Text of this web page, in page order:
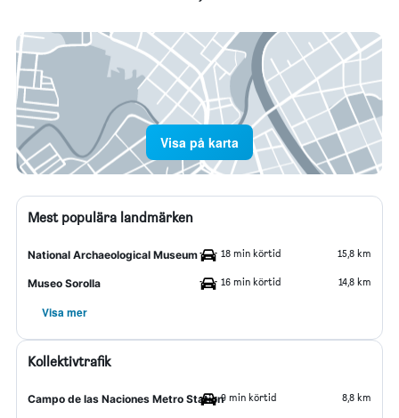
Visa på karta
Mest populära landmärken
National Archaeological Museum 18 min körtid 15,8 km
Museo Sorolla 16 min körtid 14,8 km
Visa mer
Kollektivtrafik
Campo de las Naciones Metro Station9 min körtid 8,8 km